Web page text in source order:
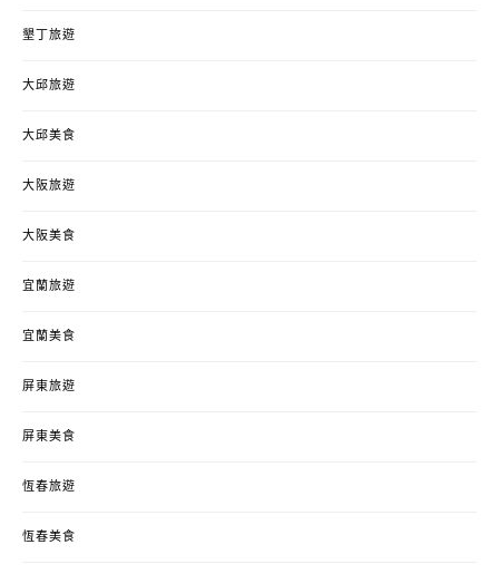
墾丁旅遊
大邱旅遊
大邱美食
大阪旅遊
大阪美食
宜蘭旅遊
宜蘭美食
屏東旅遊
屏東美食
恆春旅遊
恆春美食